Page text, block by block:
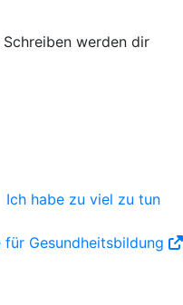
werden dir
Ich habe zu viel zu tun
Gesundheitsbildung